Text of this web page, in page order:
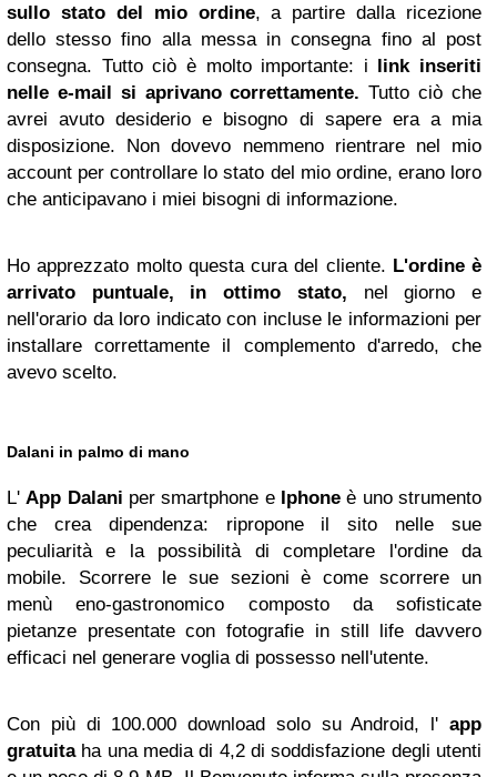
sullo stato del mio ordine, a partire dalla ricezione
dello stesso fino alla messa in consegna fino al post
consegna. Tutto ciò è molto importante: i link inseriti
nelle e-mail si aprivano correttamente. Tutto ciò che
avrei avuto desiderio e bisogno di sapere era a mia
disposizione. Non dovevo nemmeno rientrare nel mio
account per controllare lo stato del mio ordine, erano loro
che anticipavano i miei bisogni di informazione.
Ho apprezzato molto questa cura del cliente. L'ordine è
arrivato puntuale, in ottimo stato, nel giorno e
nell'orario da loro indicato con incluse le informazioni per
installare correttamente il complemento d'arredo, che
avevo scelto.
Dalani in palmo di mano
L' App Dalani per smartphone e Iphone è uno strumento
che crea dipendenza: ripropone il sito nelle sue
peculiarità e la possibilità di completare l'ordine da
mobile. Scorrere le sue sezioni è come scorrere un
menù eno-gastronomico composto da sofisticate
pietanze presentate con fotografie in still life davvero
efficaci nel generare voglia di possesso nell'utente.
Con più di 100.000 download solo su Android, l' app
gratuitaha una media di 4,2 di soddisfazione degli utenti